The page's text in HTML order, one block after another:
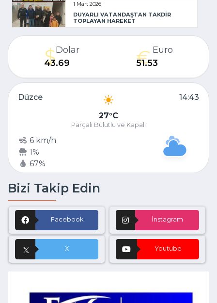
1 Mart 2026
DUYARLI VATANDAŞTAN TAKDİR
TOPLAYAN HAREKET
Dolar
43.69
Euro
51.53
Düzce
14:43
27 C
Parçalı Bulutlu ve Kapalı
6 km/h
1%
67%
Bizi Takip Edin
Facebook İnstagram
X Youtube